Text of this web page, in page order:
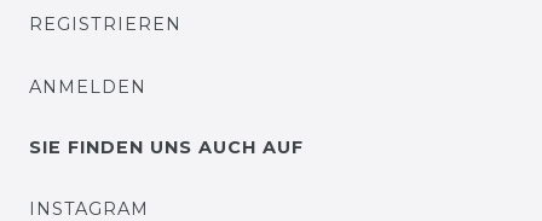
REGISTRIEREN
ANMELDEN
SIE FINDEN UNS AUCH AUF
INSTAGRAM